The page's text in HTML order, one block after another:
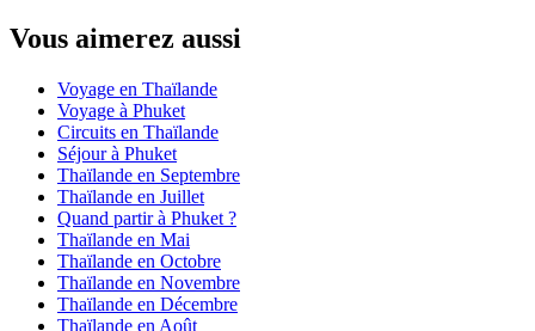
Vous aimerez aussi
Voyage en Thaïlande
Voyage à Phuket
Circuits en Thaïlande
Séjour à Phuket
Thaïlande en Septembre
Thaïlande en Juillet
Quand partir à Phuket ?
Thaïlande en Mai
Thaïlande en Octobre
Thaïlande en Novembre
Thaïlande en Décembre
Thaïlande en Août